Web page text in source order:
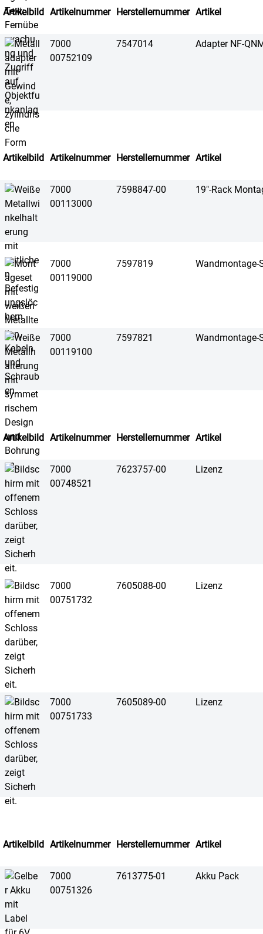
Artikelbild Artikelnummer Herstellernummer Artikel
7000
00752109
7547014 Adapter NF-
Artikelbild Artikelnummer Herstellernummer Artikel
7000
00113000
7598847-00 19"-Rack
7000
00119000
7597819 Wandmontage-
7000
00119100
7597821 Wandmontage-
Artikelbild Artikelnummer Herstellernummer Artikel
7000
00748521
7623757-00 Lizenz
7000
00751732
7605088-00 Lizenz
7000
00751733
7605089-00 Lizenz
Artikelbild Artikelnummer Herstellernummer Artikel
7000
00751326
7613775-01 Akku Pack